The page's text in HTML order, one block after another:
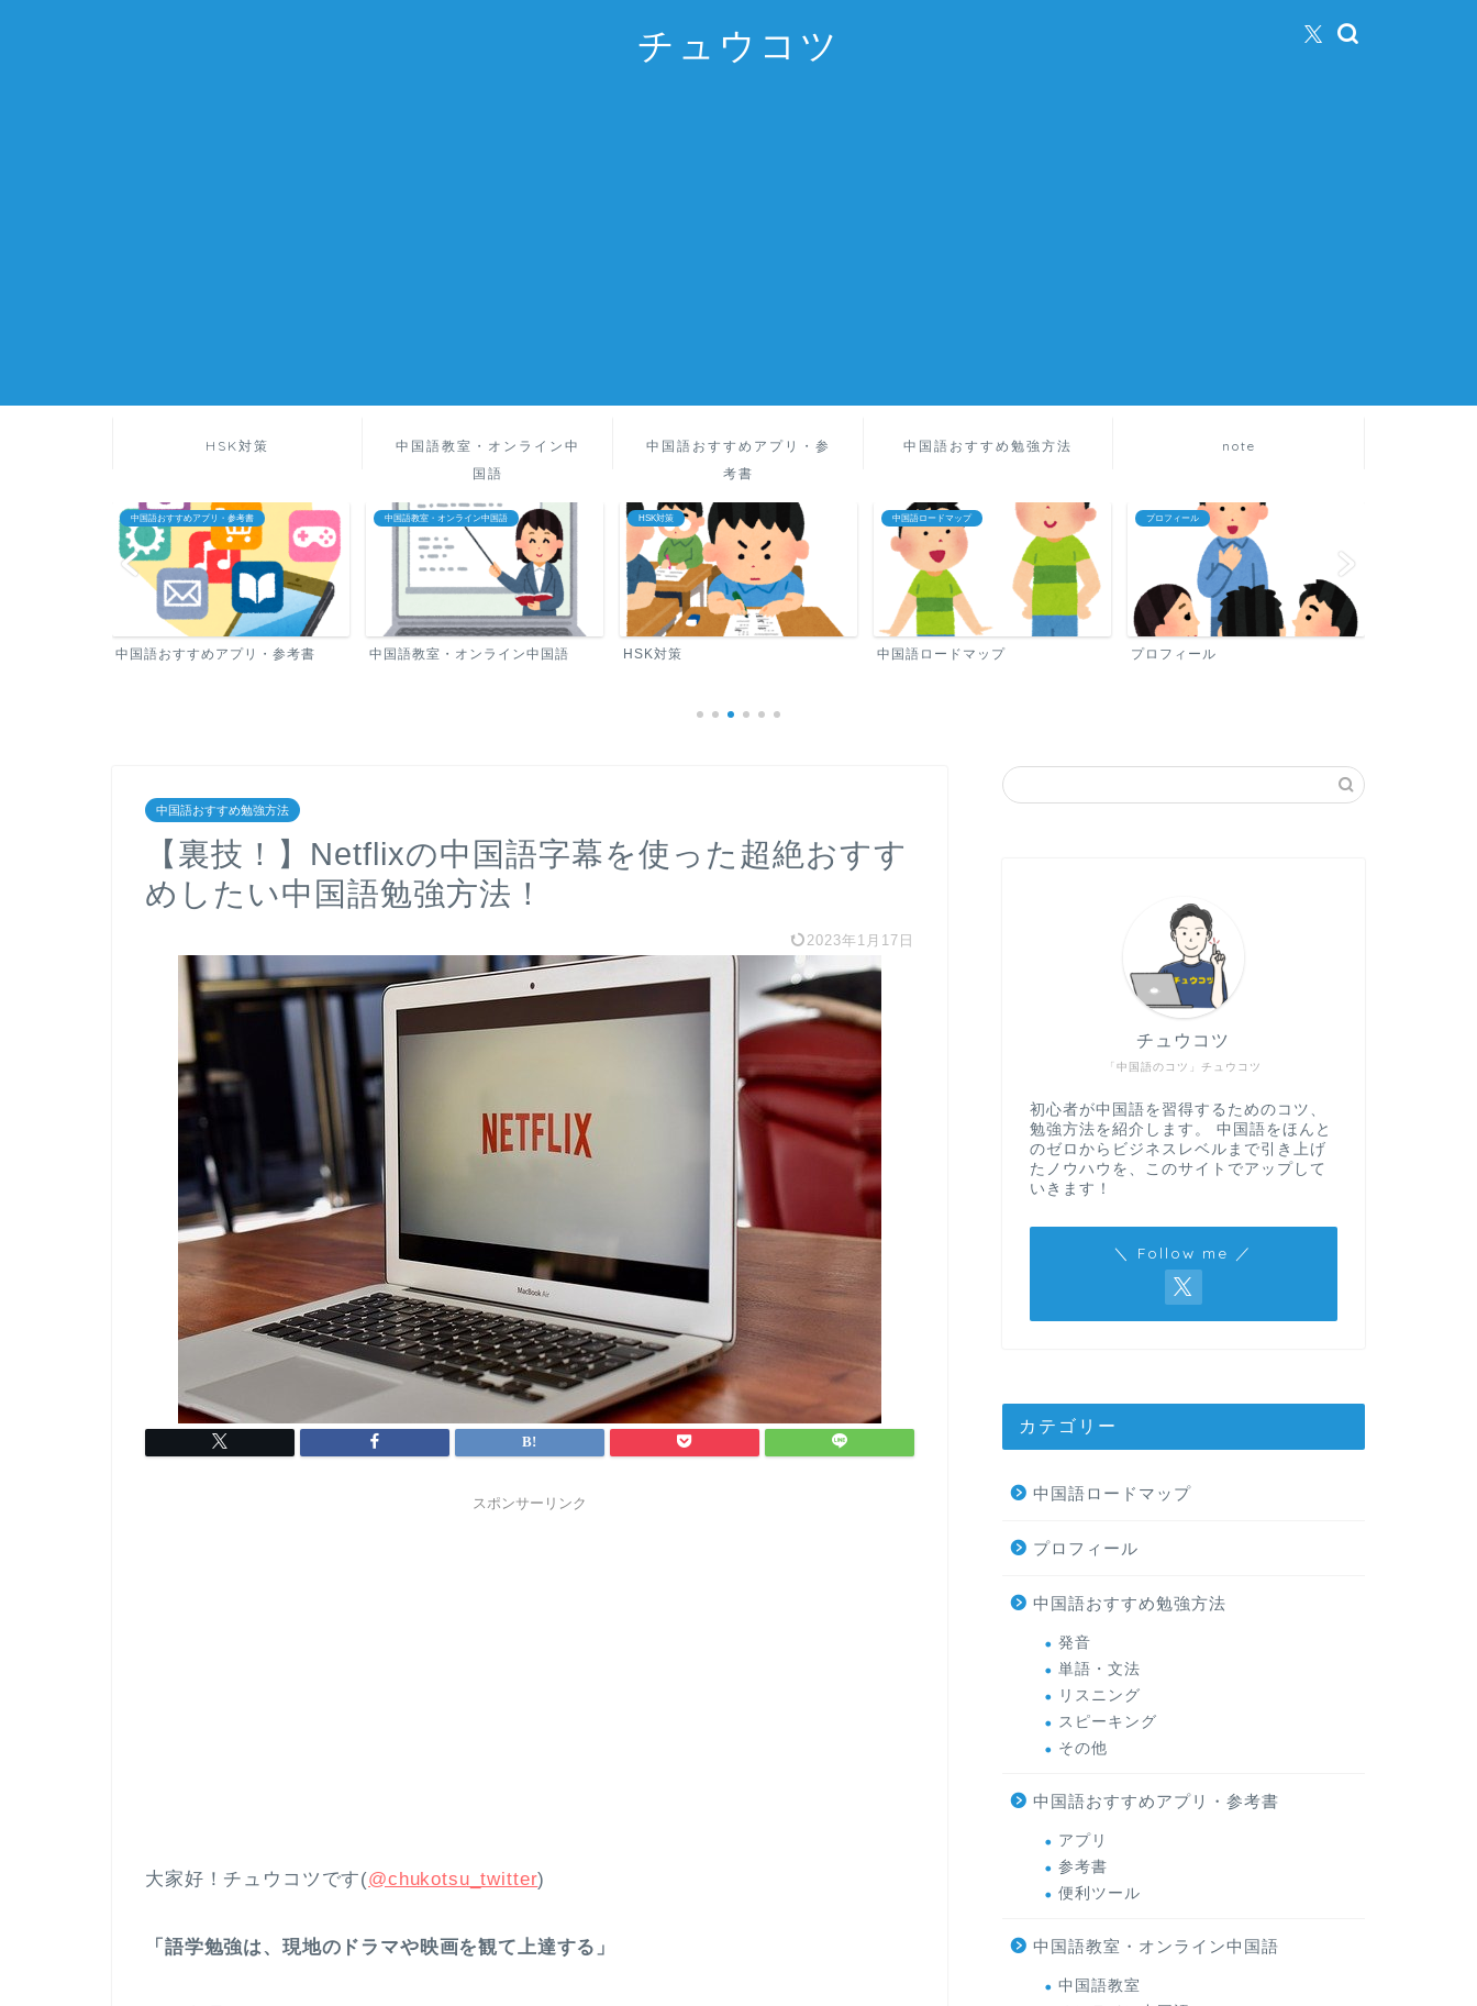
チュウコツ
HSK対策
中国語教室・オンライン中
国語
中国語おすすめアプリ・参
考書
中国語おすすめ勉強方法 note
中国語おすすめアプリ・参考書
中国語おすすめアプリ・参考書
中国語教室・オンライン中国語
中国語教室・オンライン中国語
HSK対策
HSK対策
中国語ロードマップ
中国語ロードマップ
プロフィール
プロフィール
中国語おすすめ勉強方法
【裏技！】Netflixの中国語字幕を使った超絶おすす
めしたい中国語勉強方法！
2023年1月17日
スポンサーリンク
大家好！チュウコツです(@chukotsu_twitter)
「語学勉強は、現地のドラマや映画を観て上達する」
「中国語のコツ」チュウコツ
チュウコツ
初心者が中国語を習得するためのコツ、
勉強方法を紹介します。 中国語をほんと
のゼロからビジネスレベルまで引き上げ
たノウハウを、このサイトでアップして
いきます！
＼ Follow me ／
カテゴリー
中国語ロードマップ
プロフィール
中国語おすすめ勉強方法
発音
単語・文法
リスニング
スピーキング
その他
中国語おすすめアプリ・参考書
アプリ
参考書
便利ツール
中国語教室・オンライン中国語
中国語教室